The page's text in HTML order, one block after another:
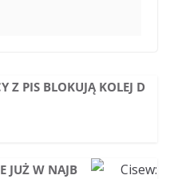
Z PIS BLOKUJĄ KOLEJ D
JUŻ W NAJB